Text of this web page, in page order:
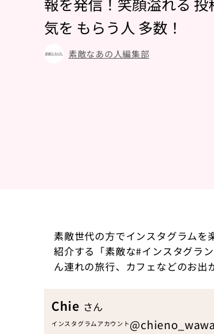
気を もらう人 多数！
素敵なあの人編集部
素敵世代の方でインスタグラム
紹介する「素敵な#インスタグラ
ん連れの旅行、カフェなどのお出
Chie さん
インスタグラムアカウント@chieno_wawa